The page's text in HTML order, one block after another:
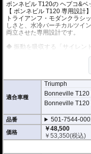
ボンネビル T120の ヘプコ&ベ
【 ボンネビル T120 専用設計】
トライアンフ・モダンクラシ
しさと、水冷バーチカルツイ
両立させた専用設計です。
◆ 振動を吸収する「サイレン
ク）を採用しています。これ
レームやライダーへ不快に伝
◆ エンジン造形を際立たせる
美しいエンジンフィンやエキ
いよう、計算されたパイプワ
に溶け込み、万が一のアクシ
パーツとしての質感も高めてい
◆ フレームと一体化する「強
ダブルクレードルフレームの
です。エンジンの重量や走行
適合車種
Triumph
Bonneville
Bonneville T120
品番 501-7544-
価格
￥48,500
￥53,350(税込)